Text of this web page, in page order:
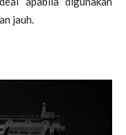
jauh.